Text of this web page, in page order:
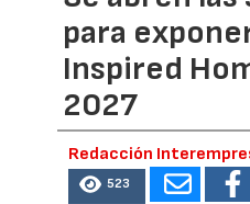
para
Inspired
2027
Redacción
523